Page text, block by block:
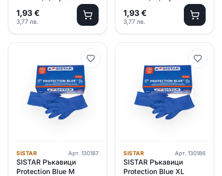
1,93 €
3,77 лв.
1,93 €
3,77 лв.
SISTAR Арт. 130187
SISTAR Ръкавици
Protection Blue М
SISTAR Арт. 130186
SISTAR Ръкавици
Protection Blue XL